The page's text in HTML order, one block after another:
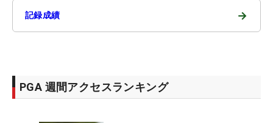
記録成績 →
PGA 週間アクセスランキング